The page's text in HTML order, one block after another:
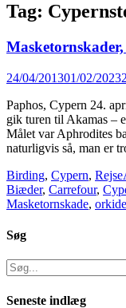
Tag:
Posted
24/04/201301/02/2023
Paphos, Cypern 24.
gik turen til Akamas –
Målet var Aphrodites
naturligvis så, man er
Categories
Birding, Cypern, Rejse
Biæder, Carrefour,
Masketornskade,
Søg
Search
for:
Seneste indlæg